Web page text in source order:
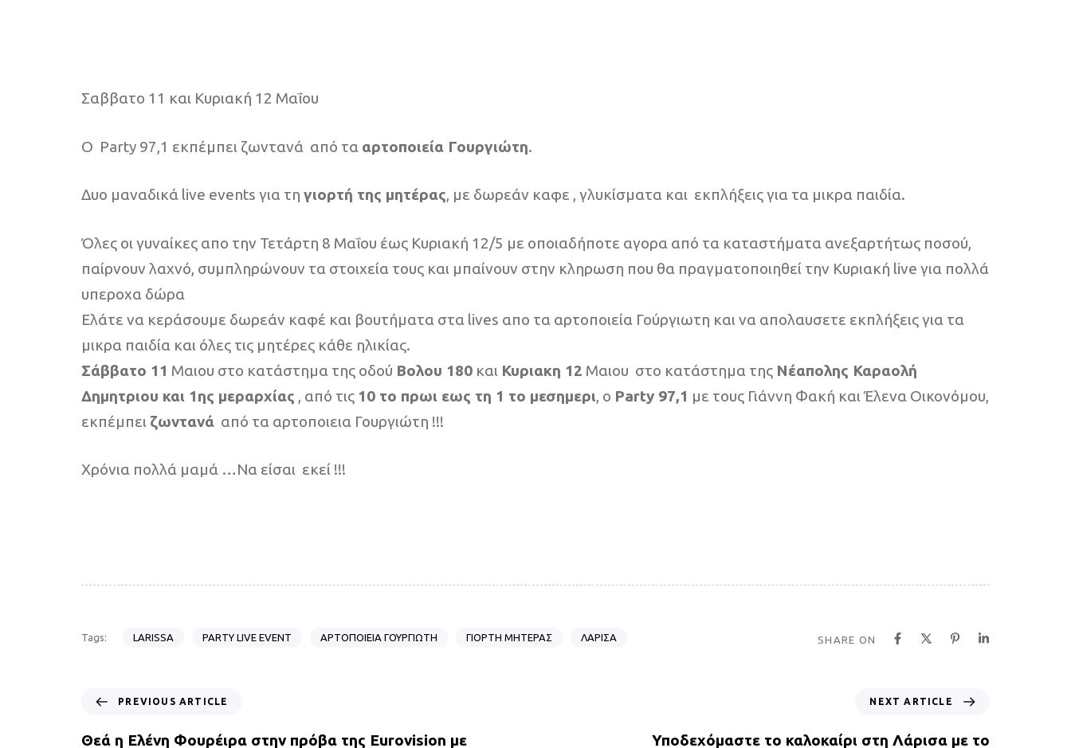
Σαββατο 11 και Κυριακή 12 Μαΐου
Ο Party 97,1 εκπέμπει ζωντανά από τα αρτοποιεία Γουργιώτη.
Δυο μαναδικά live events για τη γιορτή της μητέρας, με δωρεάν καφε , γλυκίσματα και εκπλήξεις για τα μικρα παιδία.
Όλες οι γυναίκες απο την Τετάρτη 8 Μαΐου έως Κυριακή 12/5 με οποιαδήποτε αγορα από τα καταστήματα ανεξαρτήτως ποσού,
παίρνουν λαχνό, συμπληρώνουν τα στοιχεία τους και μπαίνουν στην κληρωση που θα πραγματοποιηθεί την Κυριακή live για πολλά
υπεροχα δώρα
Ελάτε να κεράσουμε δωρεάν καφέ και βουτήματα στα lives απο τα αρτοποιεία Γούργιωτη και να απολαυσετε εκπλήξεις για τα
μικρα παιδία και όλες τις μητέρες κάθε ηλικίας.
Σάββατο 11 Μαιου στο κατάστημα της οδού Βολου 180 και Κυριακη 12 Μαιου στο κατάστημα της Νέαπολης Καραολή
Δημητριου και 1ης μεραρχίας , από τις 10 το πρωι εως τη 1 το μεσημερι, ο Party 97,1 με τους Γιάννη Φακή και Έλενα Οικονόμου,
εκπέμπει ζωντανά από τα αρτοποιεια Γουργιώτη !!!
Χρόνια πολλά μαμά …Να είσαι εκεί !!!
Tags: LARISSA PARTY LIVE EVENT ΑΡΤΟΠΟΙΕΙΑ ΓΟΥΡΓΙΩΤΗ ΓΙΟΡΤΗ ΜΗΤΕΡΑΣ ΛΑΡΙΣΑ SHARE ON
e
PREVIOUS ARTICLE
Θεά η Ελένη Φουρέιρα στην πρόβα της Eurovision με
NEXT ARTICLE
Υποδεχόμαστε το καλοκαίρι στη Λάρισα με το